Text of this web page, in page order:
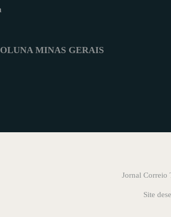
MINAS GERAIS
Jornal Correio
Site